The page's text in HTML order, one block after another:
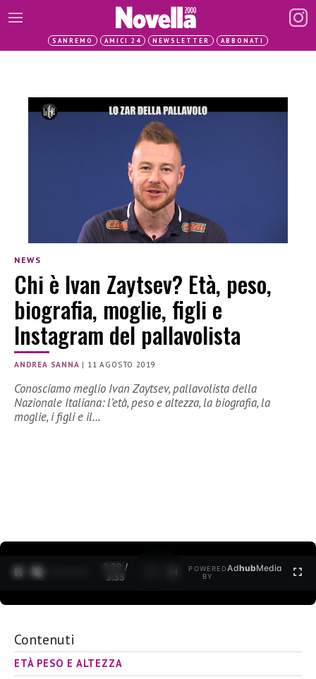
SANREMO AMICI 24 NEWSLETTER ABBONATI
NEWS
Chi è Ivan Zaytsev? Età, peso,
biografia, moglie, figli e
Instagram del pallavolista
ANDREA SANNA | 11 AGOSTO 2019
Conosciamo meglio Ivan Zaytsev, pallavolista della
Nazionale Italiana: l’età, peso e altezza, la biografia, la
moglie, i figli e il…
0:30 /
3:35
POWERED
BY
AdhubMedia
Contenuti
ETÀ PESO E ALTEZZA